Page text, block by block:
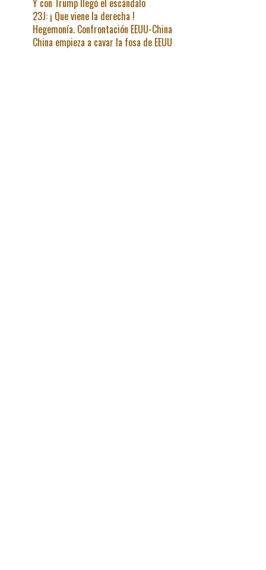
23J: ¡ Que viene la derecha !
Hegemonía. Confrontación EEUU-China
China empieza a cavar la fosa de EEUU